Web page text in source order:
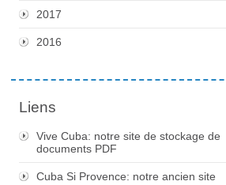
2017
2016
Liens
Vive Cuba: notre site de stockage de
documents PDF
Cuba Si Provence: notre ancien site